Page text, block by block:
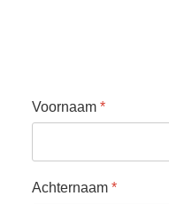
Voornaam*
Achternaam*